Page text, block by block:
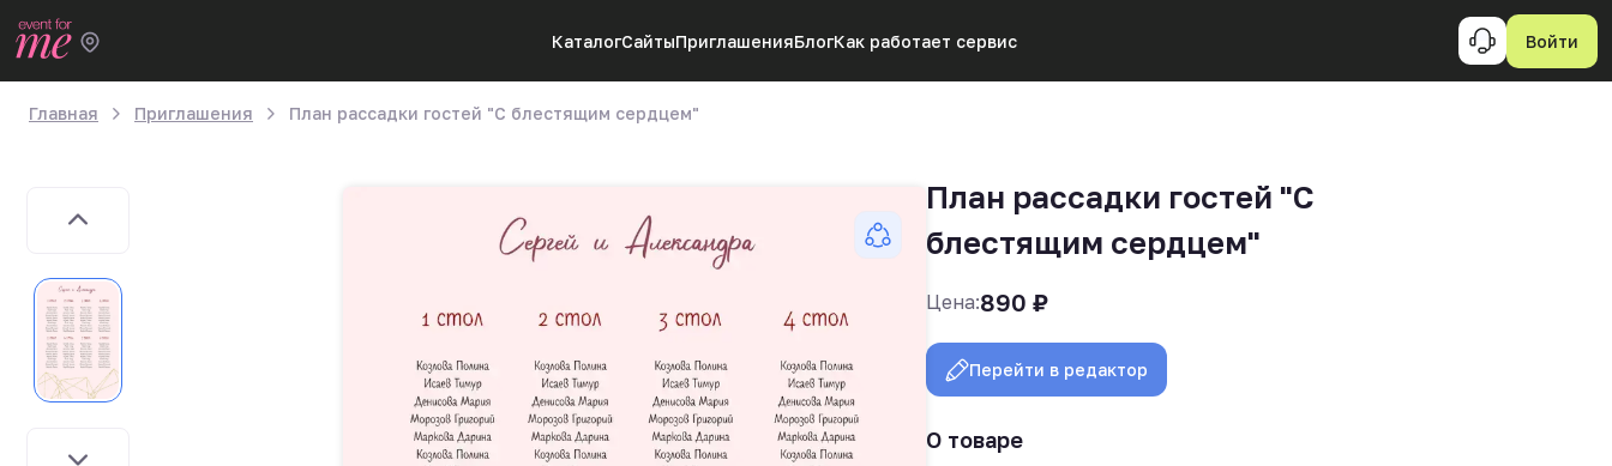
КаталогСайтыПриглашенияБлогКак работает сервис Войти
Главная Приглашения План рассадки гостей "С блестящим сердцем"
План рассадки гостей "С
блестящим сердцем"
Цена:890 ₽
Перейти в редактор
О товаре